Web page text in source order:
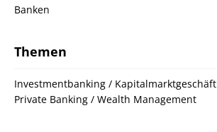
Banken
Themen
Investmentbanking / Kapitalmarktgeschäft
Private Banking / Wealth Management